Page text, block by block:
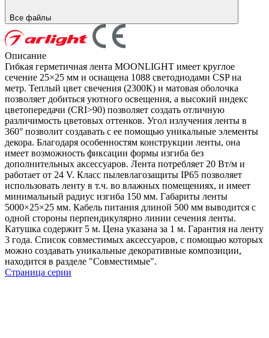
Все файлы
Описание
Гибкая герметичная лента MOONLIGHT имеет круглое
сечение 25×25 мм и оснащена 1088 светодиодами CSP на
метр. Теплый цвет свечения (2300К) и матовая оболочка
позволяет добиться уютного освещения, а высокий индекс
цветопередачи (CRI>90) позволяет создать отличную
различимость цветовых оттенков. Угол излучения ленты в
360° позволит создавать с ее помощью уникальные элементы
декора. Благодаря особенностям конструкции ленты, она
имеет возможность фиксации формы изгиба без
дополнительных аксессуаров. Лента потребляет 20 Вт/м и
работает от 24 V. Класс пылевлагозащиты IP65 позволяет
использовать ленту в т.ч. во влажных помещениях, и имеет
минимальный радиус изгиба 150 мм. Габариты ленты
5000×25×25 мм. Кабель питания длиной 500 мм выводится с
одной стороны перпендикулярно линии сечения ленты.
Катушка содержит 5 м. Цена указана за 1 м. Гарантия на ленту
3 года. Список совместимых аксессуаров, с помощью которых
можно создавать уникальные декоративные композиции,
находится в разделе "Совместимые".
Страница серии